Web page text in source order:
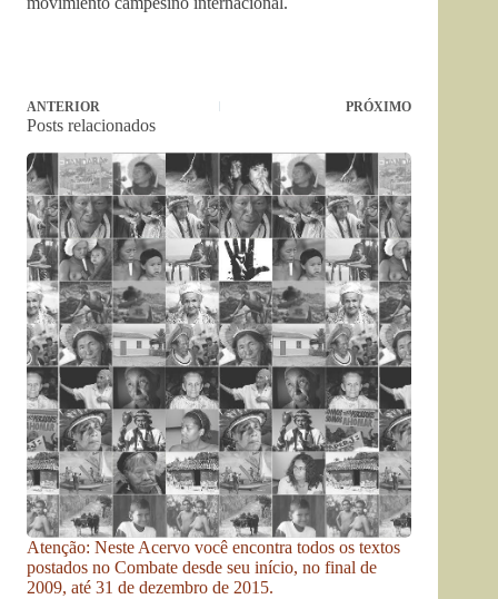
ANTERIOR PRÓXIMO
Posts relacionados
Atenção: Neste Acervo você encontra todos os textos
postados no Combate desde seu início, no final de
2009, até 31 de dezembro de 2015.